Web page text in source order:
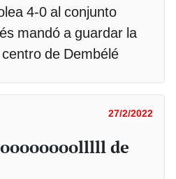
4-0 al conjunto
mandó a guardar la
de Dembélé
27/2/2022
de